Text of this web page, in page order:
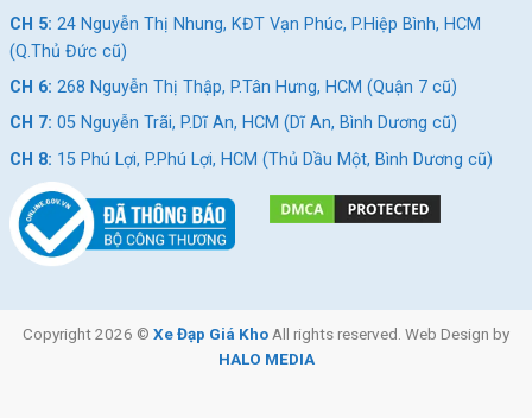
xe đạp địa hình cho học sinh cấp 2
,Xe đạp địa hình trẻ em , xe đạp địa
hình trẻ em 12-15 tuổi
em 10 15 tuổi nam ,xe đạp trẻ em 12 tuổi, xe đạp trẻ em 7-15 tuổi
xe đạp trẻ em từ 10 đến
15 tuổi
CH 5: 24 Nguyễn Thị Nhung, KĐT Vạn Phúc, P.Hiệp Bình, HCM
(Q.Thủ Đức cũ)
CH 6: 268 Nguyễn Thị Thập, P.Tân Hưng, HCM (Quận 7 cũ)
CH 7: 05 Nguyễn Trãi, P.Dĩ An, HCM (Dĩ An, Bình Dương cũ)
CH 8: 15 Phú Lợi, P.Phú Lợi, HCM (Thủ Dầu Một, Bình Dương cũ)
Copyright 2026 © Xe Đạp Giá Kho All rights reserved. Web Design by
HALO MEDIA